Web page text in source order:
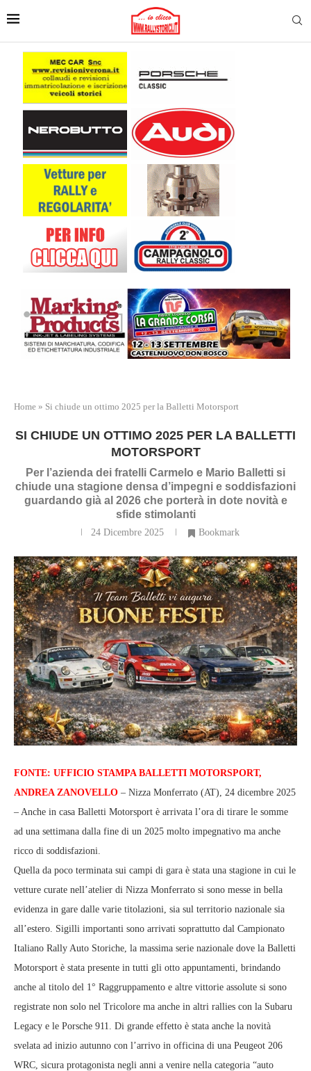
Home » Si chiude un ottimo 2025 per la Balletti Motorsport
SI CHIUDE UN OTTIMO 2025 PER LA BALLETTI
MOTORSPORT
Per l’azienda dei fratelli Carmelo e Mario Balletti si
chiude una stagione densa d’impegni e soddisfazioni
guardando già al 2026 che porterà in dote novità e
sfide stimolanti
24 Dicembre 2025 Bookmark
FONTE: UFFICIO STAMPA BALLETTI MOTORSPORT,
ANDREA ZANOVELLO – Nizza Monferrato (AT), 24 dicembre 2025
– Anche in casa Balletti Motorsport è arrivata l’ora di tirare le somme
ad una settimana dalla fine di un 2025 molto impegnativo ma anche
ricco di soddisfazioni.
Quella da poco terminata sui campi di gara è stata una stagione in cui le
vetture curate nell’atelier di Nizza Monferrato si sono messe in bella
evidenza in gare dalle varie titolazioni, sia sul territorio nazionale sia
all’estero. Sigilli importanti sono arrivati soprattutto dal Campionato
Italiano Rally Auto Storiche, la massima serie nazionale dove la Balletti
Motorsport è stata presente in tutti gli otto appuntamenti, brindando
anche al titolo del 1° Raggruppamento e altre vittorie assolute si sono
registrate non solo nel Tricolore ma anche in altri rallies con la Subaru
Legacy e le Porsche 911. Di grande effetto è stata anche la novità
svelata ad inizio autunno con l’arrivo in officina di una Peugeot 206
WRC, sicura protagonista negli anni a venire nella categoria “auto